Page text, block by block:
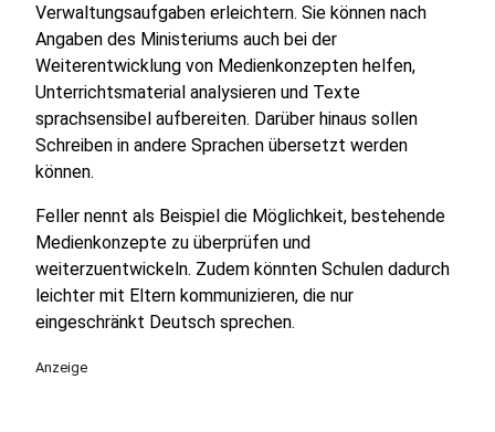
Verwaltungsaufgaben erleichtern. Sie können nach
Angaben des Ministeriums auch bei der
Weiterentwicklung von Medienkonzepten helfen,
Unterrichtsmaterial analysieren und Texte
sprachsensibel aufbereiten. Darüber hinaus sollen
Schreiben in andere Sprachen übersetzt werden
können.
Feller nennt als Beispiel die Möglichkeit, bestehende
Medienkonzepte zu überprüfen und
weiterzuentwickeln. Zudem könnten Schulen dadurch
leichter mit Eltern kommunizieren, die nur
eingeschränkt Deutsch sprechen.
Anzeige